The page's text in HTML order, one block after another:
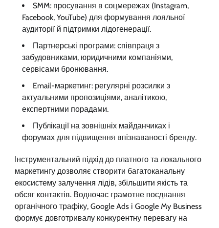
SMM: просування в соцмережах (Instagram,
Facebook, YouTube) для формування лояльної
аудиторії й підтримки лідогенерації.
Партнерські програми: співпраця з
забудовниками, юридичними компаніями,
сервісами бронювання.
Email-маркетинг: регулярні розсилки з
актуальними пропозиціями, аналітикою,
експертними порадами.
Публікації на зовнішніх майданчиках і
форумах для підвищення впізнаваності бренду.
Інструментальний підхід до платного та локального
маркетингу дозволяє створити багатоканальну
екосистему залучення лідів, збільшити якість та
обсяг контактів. Водночас грамотне поєднання
органічного трафіку, Google Ads і Google My Business
формує довготривалу конкурентну перевагу на